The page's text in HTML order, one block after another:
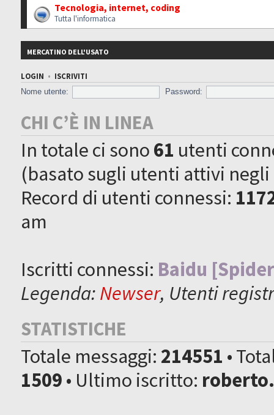
Tecnologia, internet, coding
Tutta l'informatica
MERCATINO DELL'USATO
LOGIN • ISCRIVITI
Nome utente:
Password:
CHI C’È IN LINEA
In totale ci sono61 utenti
(basato sugli utenti attivi
Record di utenti connessi:
am
Iscritti connessi: Baidu
Legenda:Newser, Utenti
STATISTICHE
Totale messaggi: 214551 •
1509• Ultimo iscritto: